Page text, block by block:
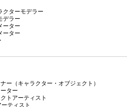
ターモデラー
デラー
ーター
ーター
ー（キャラクター・オブジェクト）
ター
トアーティスト
ティスト